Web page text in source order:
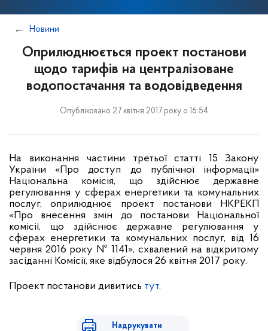
Новини
Оприлюднюється проект постанови
щодо тарифів на централізоване
водопостачання та водовідведення
Опубліковано 27 квітня 2017 року о 16:54
На виконання частини третьої статті 15 Закону
України «Про доступ до публічної інформації»
Національна комісія, що здійснює державне
регулювання у сферах енергетики та комунальних
послуг, оприлюднює проект постанови НКРЕКП
«Про внесення змін до постанови Національної
комісії, що здійснює державне регулювання у
сферах енергетики та комунальних послуг, від 16
червня 2016 року № 1141», схвалений на відкритому
засіданні Комісії, яке відбулося 26 квітня 2017 року.
Проект постанови дивитись тут.
Надрукувати